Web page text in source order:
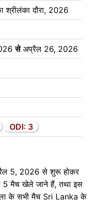
श्रीलंका दौरा, 2026
सेअप्रैल 26, 2026
ODI: 3
5, 2026 से शुरू होकर
मैच खेले जाने हैं, तथा इस
के सभी मैच Sri Lanka के